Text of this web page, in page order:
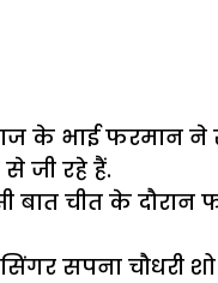
के भाई फरमान ने
जी रहे हैं.
बात चीत के
सिंगर सपना